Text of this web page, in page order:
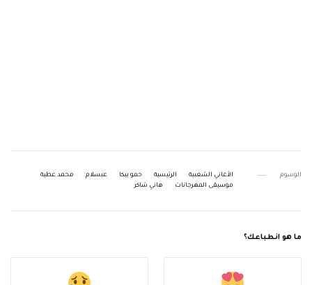
الوسوم الأغاني الشعبية الرئيسية حمو بيكا عبسلام
محمد عطية
موسيقى المهرجانات
هاني شاكر
ما هو انطباعك؟